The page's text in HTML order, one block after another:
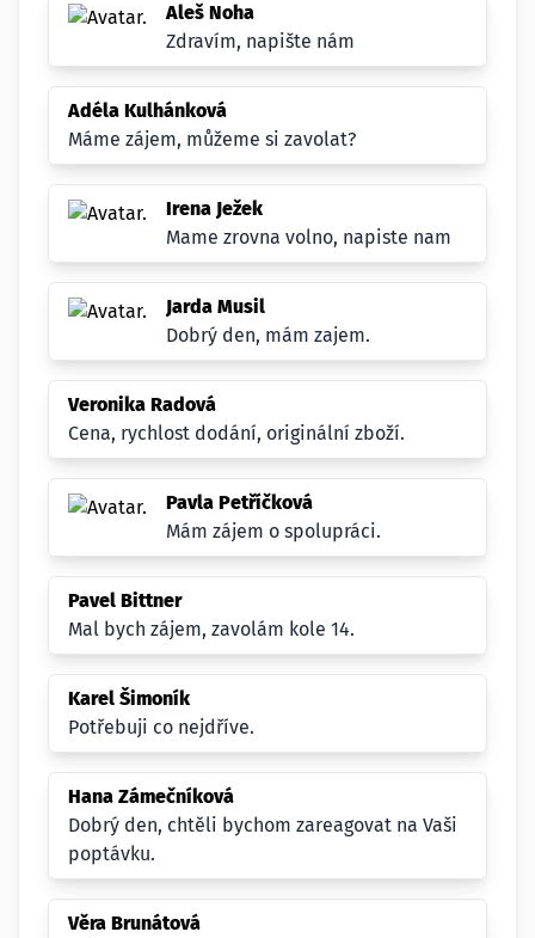
Aleš Noha
Zdravím, napište nám
Adéla Kulhánková
Máme zájem, můžeme si zavolat?
Irena Ježek
Mame zrovna volno, napiste nam
Jarda Musil
Dobrý den, mám zajem.
Veronika Radová
Cena, rychlost dodání, originální zboží.
Pavla Petříčková
Mám zájem o spolupráci.
Pavel Bittner
Mal bych zájem, zavolám kole 14.
Karel Šimoník
Potřebuji co nejdříve.
Hana Zámečníková
Dobrý den, chtěli bychom zareagovat na Vaši
poptávku.
Věra Brunátová